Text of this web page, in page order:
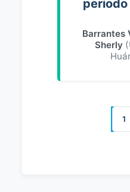
Barrantes
Sherly (
1